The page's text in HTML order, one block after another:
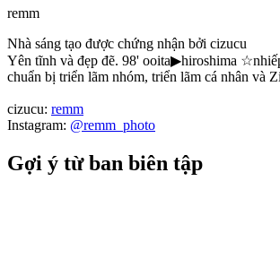
remm
Nhà sáng tạo được chứng nhận bởi cizucu
Yên tĩnh và đẹp đẽ. 98' ooita▶︎hiroshima
chuẩn bị triển lãm nhóm, triển lãm cá nhân và
cizucu: remm
Instagram: @remm_photo
Gợi ý từ ban biên tập